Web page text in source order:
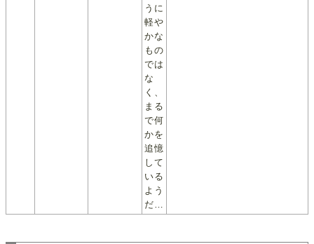
うに
軽や
かな
もの
では
な
く、
まる
で何
かを
追憶
して
いる
よう
だ…